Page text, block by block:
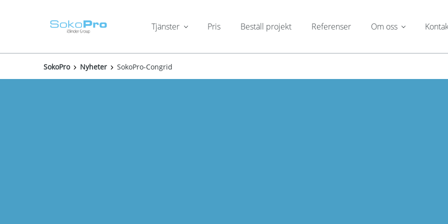
Tjänster Pris Beställ projekt Referenser Om oss
SokoPro Nyheter SokoPro-Congrid